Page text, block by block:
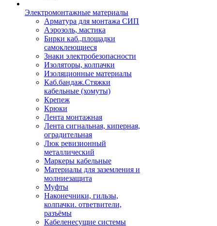
Электромонтажные материалы
Арматура для монтажа СИП
Аэрозоль, мастика
Бирки каб.,площадки
самоклеющиеся
Знаки электробезопасности
Изоляторы, колпачки
Изоляционные материалы
Каб.бандаж.Стяжки
кабельные (хомуты)
Крепеж
Крюки
Лента монтажная
Лента сигнальная, киперная,
оградительная
Люк ревизионный
металлический
Маркеры кабельные
Материалы для заземления и
молниезащита
Муфты
Наконечники, гильзы,
колпачки. ответвители,
разъёмы
Кабеленесущие системы